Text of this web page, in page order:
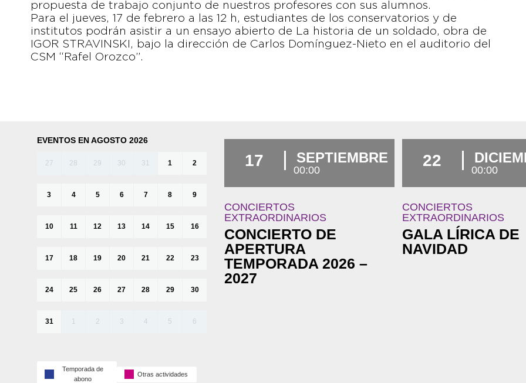
propuesta de trabajo conjunto de nuestros profesores con sus alumnos.
Para el jueves, 17 de febrero a las 12 h, estudiantes de los conservatorios y de
institutos podrán asistir a un ensayo abierto de La historia de un soldado, obra de
IGOR STRAVINSKI, bajo la dirección de Carlos Domínguez-Nieto en el auditorio del
CSM “Rafel Orozco”.
EVENTOS EN AGOSTO 2026
27 28 29 30 31 1 2
3 4 5 6 7 8 9
10 11 12 13 14 15 16
17 18 19 20 21 22 23
24 25 26 27 28 29 30
31 1 2 3 4 5 6
Temporada de
abono
Otras actividades
17 SEPTIEMBRE
00:00
CONCIERTOS
EXTRAORDINARIOS
CONCIERTO DE
APERTURA
TEMPORADA 2026 –
2027
22
00:00
CONCIERTOS
EXTRAORDINARIOS
GALA LÍRICA DE
NAVIDAD